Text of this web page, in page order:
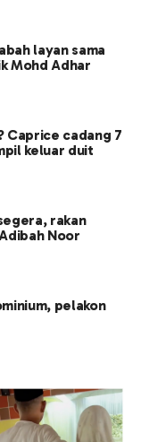
layan sama
Mohd Adhar
Caprice cadang 7
keluar duit
rakan
Noor
pelakon